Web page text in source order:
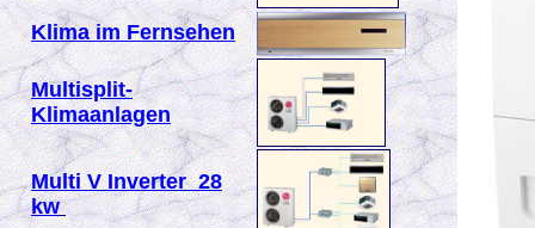
Klima im Fernsehen
Multisplit-
Klimaanlagen
Multi V Inverter 28
kw